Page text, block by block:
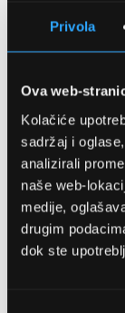
Privola
Ova web-
Kolačiće
sadržaj i
analizirali
naše web-
medije,
drugim
dok ste
Detalji